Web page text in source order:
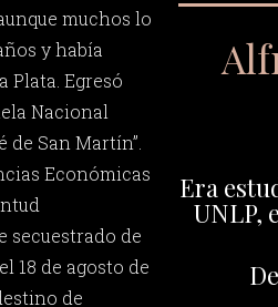
muchos lo
y había
Plata. Egresó
Nacional
San Martín”.
Económicas
secuestrado de
18 de agosto de
de
Era
UNLP,